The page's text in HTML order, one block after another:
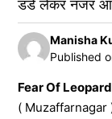
डंडे लेकर नजर आ
Manisha
Published
Fear Of
( Muzaffarnagar